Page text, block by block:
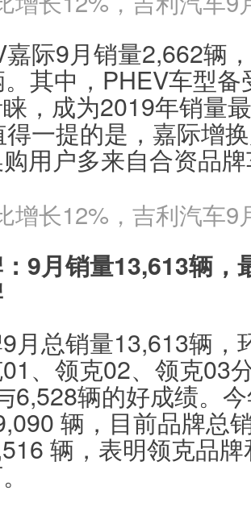
际9月销量2,662辆
其中，PHEV车型
，成为2019年销量
一提的是，嘉际增
用户多来自合资品
增长12%，吉利汽车9
9月销量13,613辆，
月总销量13,613辆，
、领克02、领克03
6,528辆的好成绩。
辆，目前品牌总
辆，表明领克品